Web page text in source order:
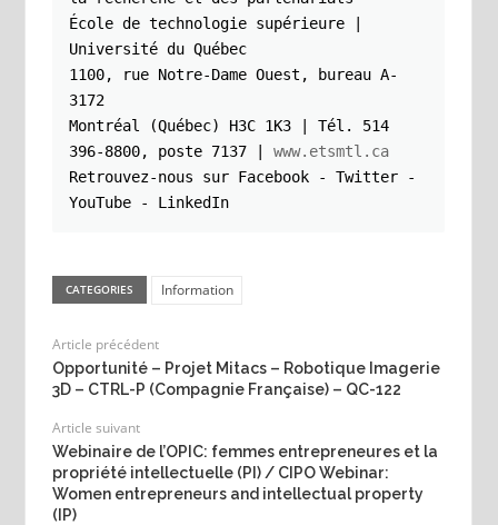
École de technologie supérieure |
Université du Québec
1100, rue Notre-Dame Ouest, bureau A-
3172
Montréal (Québec) H3C 1K3 | Tél. 514
396-8800, poste 7137 | www.etsmtl.ca
Retrouvez-nous sur Facebook - Twitter -
YouTube - LinkedIn
CATEGORIES Information
Article précédent
Opportunité – Projet Mitacs – Robotique Imagerie
3D – CTRL-P (Compagnie Française) – QC-122
Article suivant
Webinaire de l’OPIC: femmes entrepreneures et la
propriété intellectuelle (PI) / CIPO Webinar:
Women entrepreneurs and intellectual property
(IP)